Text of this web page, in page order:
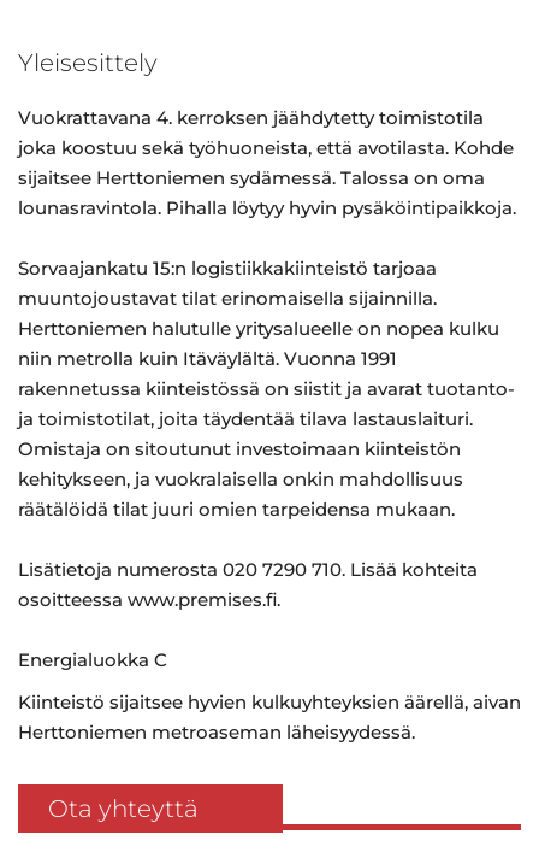
Yleisesittely
Vuokrattavana 4. kerroksen jäähdytetty toimistotila
joka koostuu sekä työhuoneista, että avotilasta. Kohde
sijaitsee Herttoniemen sydämessä. Talossa on oma
lounasravintola. Pihalla löytyy hyvin pysäköintipaikkoja.
Sorvaajankatu 15:n logistiikkakiinteistö tarjoaa
muuntojoustavat tilat erinomaisella sijainnilla.
Herttoniemen halutulle yritysalueelle on nopea kulku
niin metrolla kuin Itäväylältä. Vuonna 1991
rakennetussa kiinteistössä on siistit ja avarat tuotanto-
ja toimistotilat, joita täydentää tilava lastauslaituri.
Omistaja on sitoutunut investoimaan kiinteistön
kehitykseen, ja vuokralaisella onkin mahdollisuus
räätälöidä tilat juuri omien tarpeidensa mukaan.
Lisätietoja numerosta 020 7290 710. Lisää kohteita
osoitteessa www.premises.fi.
Energialuokka C
Kiinteistö sijaitsee hyvien kulkuyhteyksien äärellä, aivan
Herttoniemen metroaseman läheisyydessä.
Ota yhteyttä